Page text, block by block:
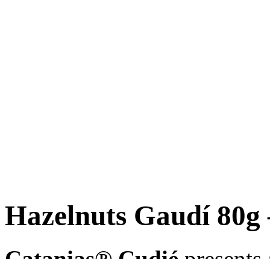
Hazelnuts Gaudí 80g